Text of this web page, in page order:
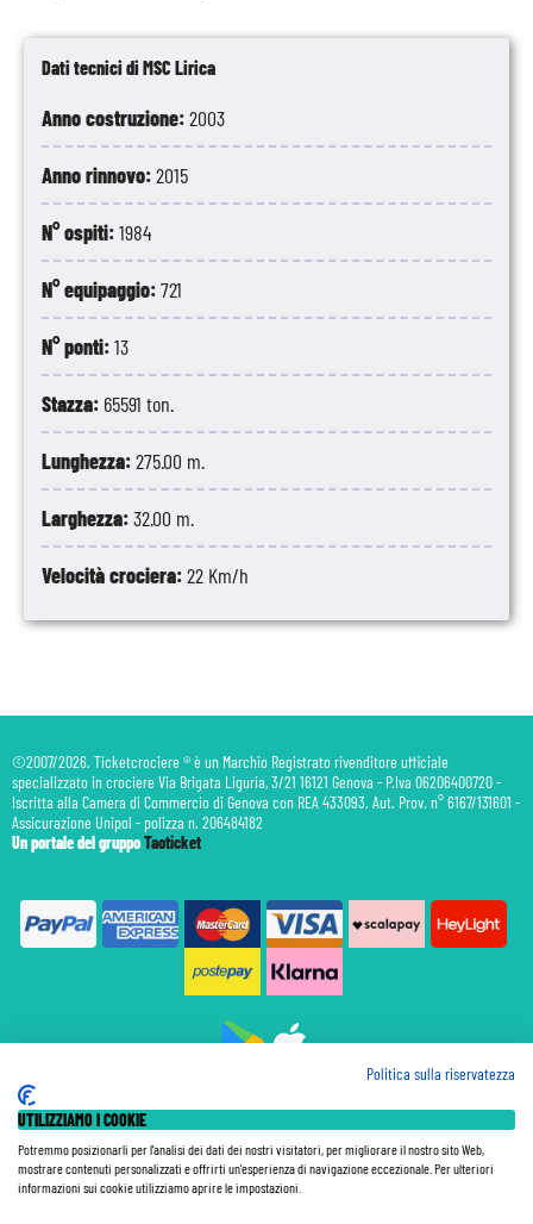
Dati tecnici di MSC Lirica
Anno costruzione:2003
Anno rinnovo:2015
N° ospiti:1984
N° equipaggio:721
N° ponti:13
Stazza: 65591 ton.
Lunghezza:275.00 m.
Larghezza:32.00 m.
Velocità crociera:22 Km/h
©2007/2026. Ticketcrociere ® è un Marchio Registrato rivenditore ufficiale
specializzato in crociere Via Brigata Liguria, 3/21 16121 Genova - P.Iva 06206400720 -
Iscritta alla Camera di Commercio di Genova con REA 433093. Aut. Prov. n° 6167/131601 -
Assicurazione Unipol - polizza n. 206484182
Un portale del gruppoTaoticket
Assicurazione
Le Tariffe pubblicate si intendono per persona (p.p.) con Tasse e Diritti Portuali inclusi. Le quote di
Politica sulla riservatezza
UTILIZZIAMO I COOKIE
Potremmo posizionarli per l'analisi dei dati dei nostri visitatori, per migliorare il nostro sito Web,
mostrare contenuti personalizzati e offrirti un'esperienza di navigazione eccezionale. Per ulteriori
informazioni sui cookie utilizziamo aprire le impostazioni.